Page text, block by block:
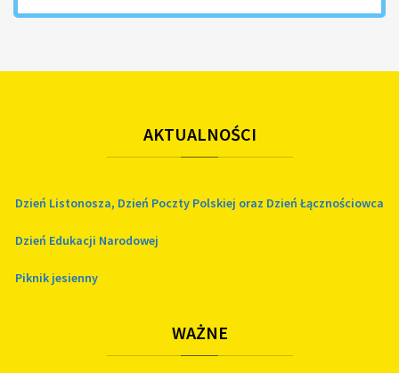
AKTUALNOŚCI
Dzień Listonosza, Dzień Poczty Polskiej oraz Dzień Łącznościowca
Dzień Edukacji Narodowej
Piknik jesienny
WAŻNE